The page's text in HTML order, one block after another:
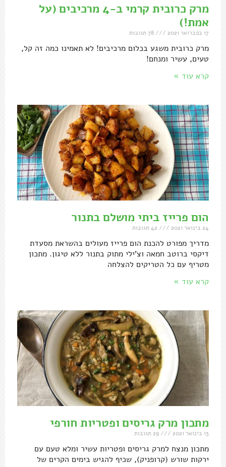
מרק כרובית קרמי ב-4 מרכיבים (על
אמת!)
17 בפברואר 2021
מרק כרובית משגע בכלום מרכיבים! לא תאמינו כמה זה קל,
טעים, עשיר ומנחם!
קרא עוד »
הום פרייז ביתי מושלם בתנור
24 בינואר 2021
מדריך מפורט להכנת הום פרייז מעולים בהשראת מסעדת
דיקסי ברוטב חמאה וצ'ילי מתוק בתנור ללא טיגון. מתכון
מטריף עם כל הטריקים להצלחה
קרא עוד »
מתכון מרק גריסים ופטריות חורפי
13 בינואר 2021
מתכון מנצח למרק גריסים ופטריות עשיר ומלא טעם עם
ירקות שורש (קרופניק), שכיף להגיש בימים הקרים של